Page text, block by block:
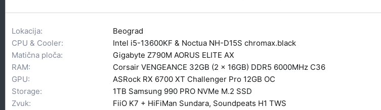
Lokacija
Beograd
CPU & Cooler
Intel i5-13600KF & Noctua NH-D15S chromax.black
Matična ploča
Gigabyte Z790M AORUS ELITE AX
RAM
Corsair VENGEANCE 32GB (2 x 16GB) DDR5 6000MHz C36
GPU
ASRock RX 6700 XT Challenger Pro 12GB OC
Storage
1TB Samsung 990 PRO NVMe M.2 SSD
Zvuk
FiiO K7 + HiFiMan Sundara, Soundpeats H1 TWS